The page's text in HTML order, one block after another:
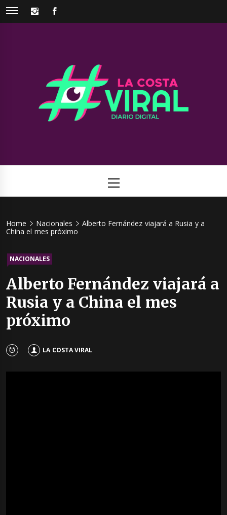
Skip
INSTAGRAM
Viral
Menu
Home Nacionales
Alberto Fernández viajará a Rusia y a
China el mes próximo
NACIONALES
Alberto Fernández viajará a
Rusia y a China el mes
próximo
LA COSTA VIRAL